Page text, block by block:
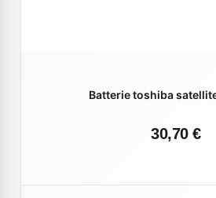
Batterie toshiba
30,70 €